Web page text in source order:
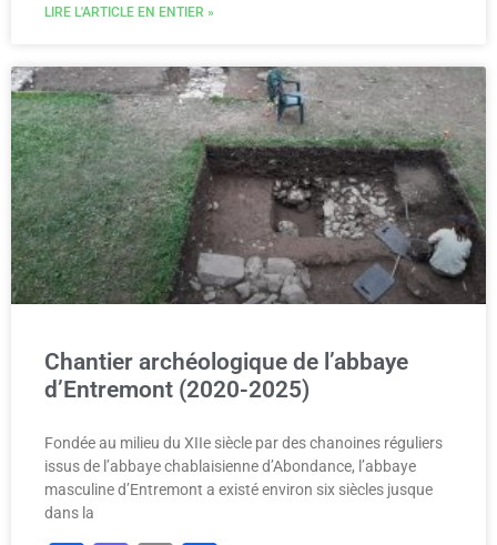
LIRE L'ARTICLE EN ENTIER »
Chantier archéologique de l’abbaye
d’Entremont (2020-2025)
Fondée au milieu du XIIe siècle par des chanoines réguliers
issus de l’abbaye chablaisienne d’Abondance, l’abbaye
masculine d’Entremont a existé environ six siècles jusque
dans la